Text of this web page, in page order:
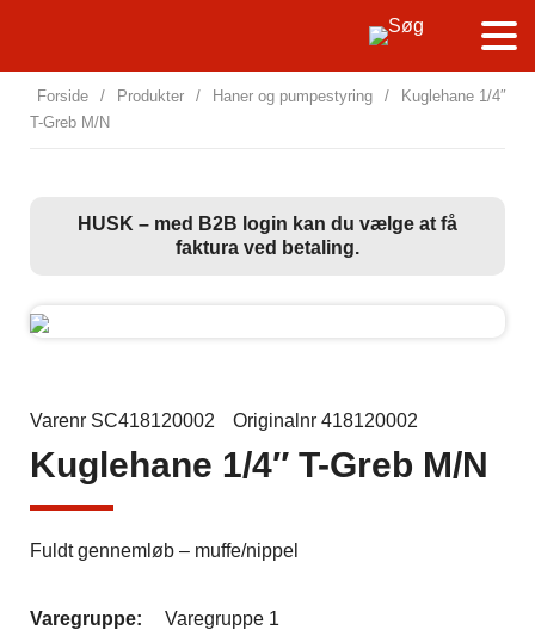
Forside / Produkter / Haner og pumpestyring /
Kuglehane 1/4″
T-Greb M/N
HUSK – med B2B login kan du vælge at få
faktura ved betaling.
Varenr SC418120002 Originalnr 418120002
Kuglehane 1/4″ T-Greb M/N
Fuldt gennemløb – muffe/nippel
Varegruppe:
Varegruppe 1